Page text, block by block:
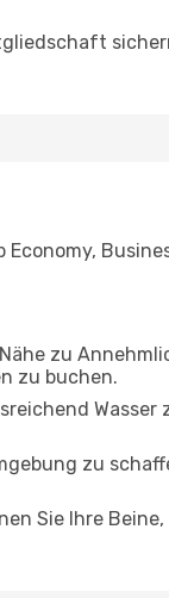
zu
zu buchen.
zu
Sie Ihre